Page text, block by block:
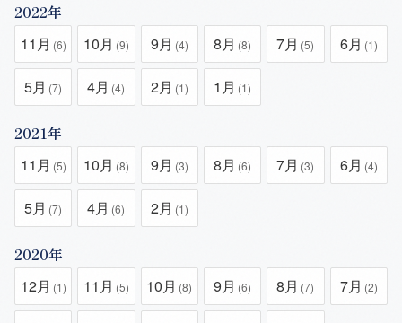
2022年
11月 (6) 10月 (9) 9月 (4) 8月 (8) 7月 (5) 6月 (1)
5月 (7) 4月 (4) 2月 (1) 1月 (1)
2021年
11月 (5) 10月 (8) 9月 (3) 8月 (6) 7月 (3) 6月 (4)
5月 (7) 4月 (6) 2月 (1)
2020年
12月 (1) 11月 (5) 10月 (8) 9月 (6) 8月 (7) 7月 (2)